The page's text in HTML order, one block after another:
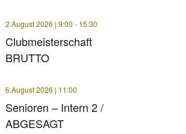
Clubmeisterschaft
BRUTTO
2.August 2026 | 9:00 - 15:30
Senioren – Intern 2 /
ABGESAGT
6.August 2026 | 11:00